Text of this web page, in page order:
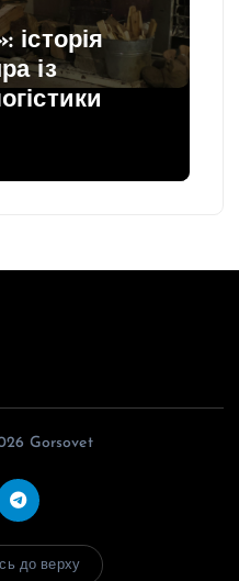
історія
із
Gorsovet
до верху